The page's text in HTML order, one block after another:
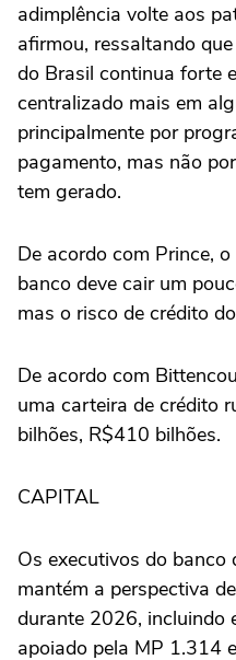
adimplência volte aos
afirmou, ressaltando
do Brasil continua forte
centralizado mais em
principalmente por
pagamento, mas não
tem gerado.
De acordo com Prince,
banco deve cair um
mas o risco de crédito
De acordo com
uma carteira de crédito
bilhões, R$410 bilhões.
CAPITAL
Os executivos do banco
mantém a perspectiva
durante 2026, incluindo
apoiado pela MP 1.314